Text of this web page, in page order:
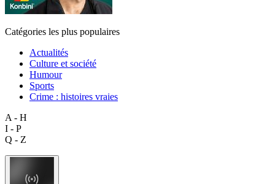
Catégories les plus populaires
Actualités
Culture et société
Humour
Sports
Crime : histoires vraies
A - H
I - P
Q - Z